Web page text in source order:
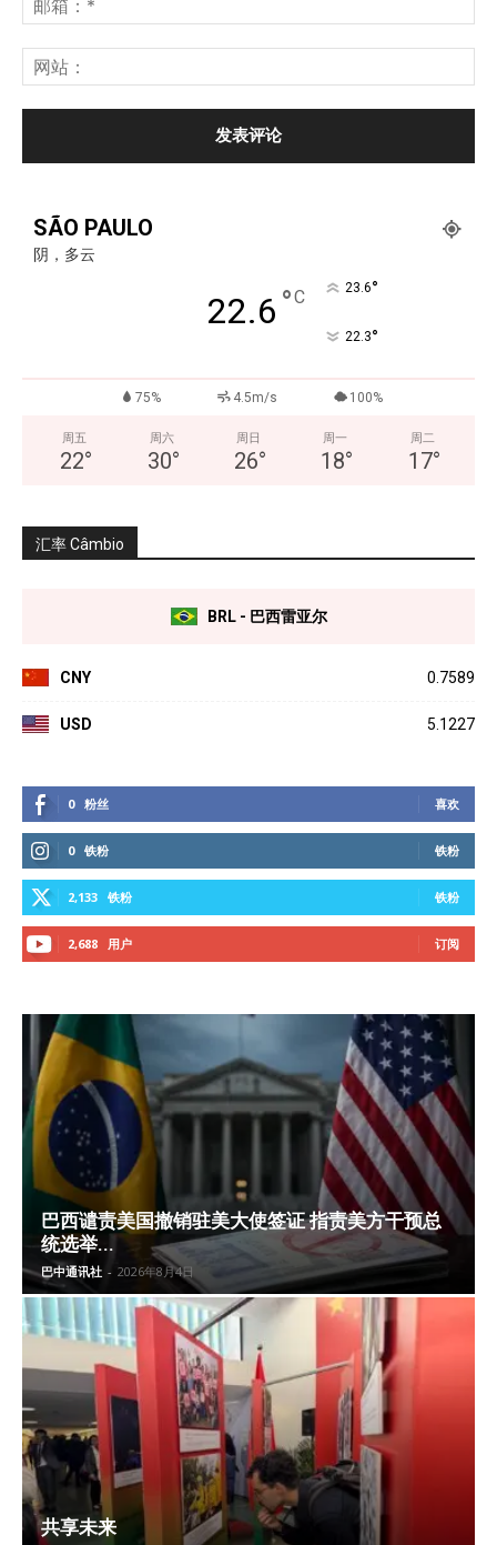
SÃO PAULO
阴，多云
22.6 °C 23.6°
22.3°
75% 4.5m/s 100%
周五
22°
周六
30°
周日
26°
周一
18°
周二
17°
汇率 Câmbio
BRL - 巴西雷亚尔
CNY 0.7589
USD 5.1227
0 粉丝 喜欢
0 铁粉 铁粉
2,133 铁粉 铁粉
2,688 用户 订阅
巴西谴责美国撤销驻美大使签证 指责美方干预总
统选举...
巴中通讯社 - 2026年8月4日
共享未来